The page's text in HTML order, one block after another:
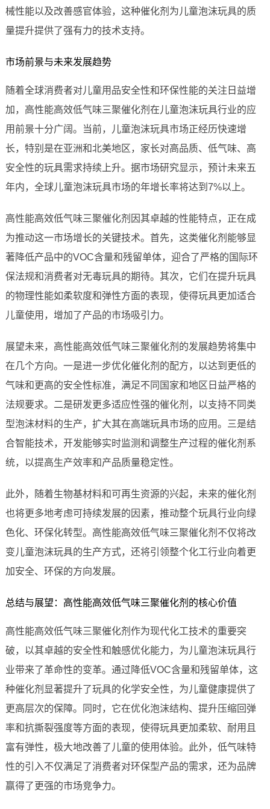
械性能以及改善感官体验，这种催化剂为儿童泡沫玩具的质
量提升提供了强有力的技术支持。
市场前景与未来发展趋势
随着全球消费者对儿童用品安全性和环保性能的关注日益增
加，高性能高效低气味三聚催化剂在儿童泡沫玩具行业的应
用前景十分广阔。当前，儿童泡沫玩具市场正经历快速增
长，特别是在亚洲和北美地区，家长对高品质、低气味、高
安全性的玩具需求持续上升。据市场研究显示，预计未来五
年内，全球儿童泡沫玩具市场的年增长率将达到7%以上。
高性能高效低气味三聚催化剂因其卓越的性能特点，正在成
为推动这一市场增长的关键技术。首先，这类催化剂能够显
著降低产品中的VOC含量和残留单体，迎合了严格的国际环
保法规和消费者对无毒玩具的期待。其次，它们在提升玩具
的物理性能如柔软度和弹性方面的表现，使得玩具更加适合
儿童使用，增加了产品的市场吸引力。
展望未来，高性能高效低气味三聚催化剂的发展趋势将集中
在几个方向。一是进一步优化催化剂的配方，以达到更低的
气味和更高的安全性标准，满足不同国家和地区日益严格的
法规要求。二是研发更多适应性强的催化剂，以支持不同类
型泡沫材料的生产，扩大其在高端玩具市场的应用。三是结
合智能技术，开发能够实时监测和调整生产过程的催化剂系
统，以提高生产效率和产品质量稳定性。
此外，随着生物基材料和可再生资源的兴起，未来的催化剂
也将更多地考虑可持续发展的因素，推动整个玩具行业向绿
色化、环保化转型。高性能高效低气味三聚催化剂不仅将改
变儿童泡沫玩具的生产方式，还将引领整个化工行业向着更
加安全、环保的方向发展。
总结与展望：高性能高效低气味三聚催化剂的核心价值
高性能高效低气味三聚催化剂作为现代化工技术的重要突
破，以其卓越的安全性和触感优化能力，为儿童泡沫玩具行
业带来了革命性的变革。通过降低VOC含量和残留单体，这
种催化剂显著提升了玩具的化学安全性，为儿童健康提供了
更高层次的保障。同时，它在优化泡沫结构、提升压缩回弹
率和抗撕裂强度等方面的表现，使得玩具更加柔软、耐用且
富有弹性，极大地改善了儿童的使用体验。此外，低气味特
性的引入不仅满足了消费者对环保型产品的需求，还为品牌
赢得了更强的市场竞争力。